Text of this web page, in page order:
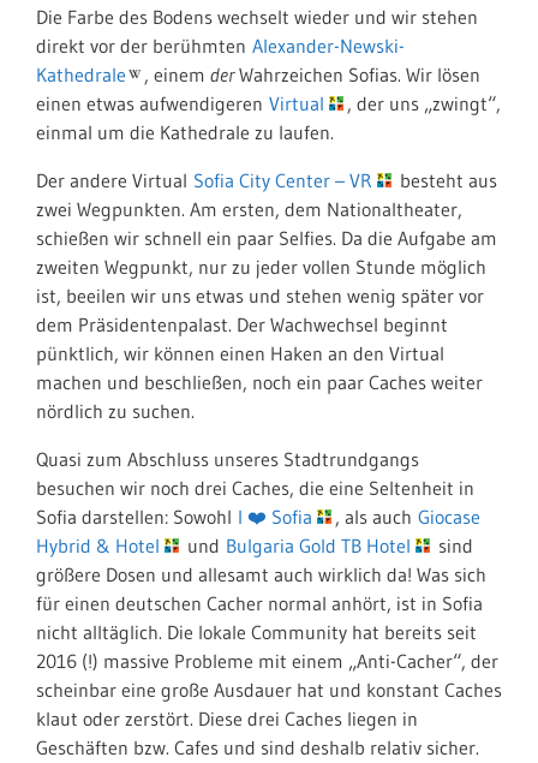
Die Farbe des Bodens wechselt wieder und wir stehen
direkt vor der berühmten Alexander-Newski-
Kathedrale
, einem derWahrzeichen Sofias. Wir lösen
einen etwas aufwendigeren Virtual
, der uns „zwingt“,
einmal um die Kathedrale zu laufen.
Der andere Virtual Sofia City Center – VR
besteht aus
zwei Wegpunkten. Am ersten, dem Nationaltheater,
schießen wir schnell ein paar Selfies. Da die Aufgabe am
zweiten Wegpunkt, nur zu jeder vollen Stunde möglich
ist, beeilen wir uns etwas und stehen wenig später vor
dem Präsidentenpalast. Der Wachwechsel beginnt
pünktlich, wir können einen Haken an den Virtual
machen und beschließen, noch ein paar Caches weiter
nördlich zu suchen.
Quasi zum Abschluss unseres Stadtrundgangs
besuchen wir noch drei Caches, die eine Seltenheit in
Sofia darstellen: Sowohl I ❤️ Sofia , als auch Giocase
Hybrid & Hotel
und Bulgaria Gold TB Hotel
sind
größere Dosen und allesamt auch wirklich da! Was sich
für einen deutschen Cacher normal anhört, ist in Sofia
nicht alltäglich. Die lokale Community hat bereits seit
2016 (!) massive Probleme mit einem „Anti-Cacher“, der
scheinbar eine große Ausdauer hat und konstant Caches
klaut oder zerstört. Diese drei Caches liegen in
Geschäften bzw. Cafes und sind deshalb relativ sicher.